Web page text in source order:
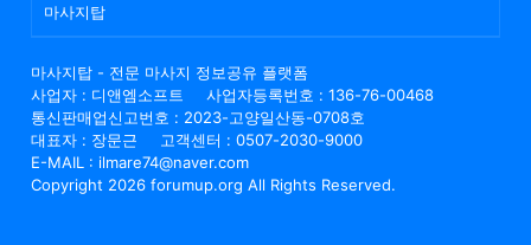
마사지탑
마사지탑 - 전문 마사지 정보공유 플랫폼
사업자 : 디앤엠소프트
사업자등록번호 : 136-76-00468
통신판매업신고번호 : 2023-고양일산동-0708호
대표자 : 장문근
고객센터 : 0507-2030-9000
E-MAIL : ilmare74@naver.com
Copyright 2026 forumup.org All Rights Reserved.